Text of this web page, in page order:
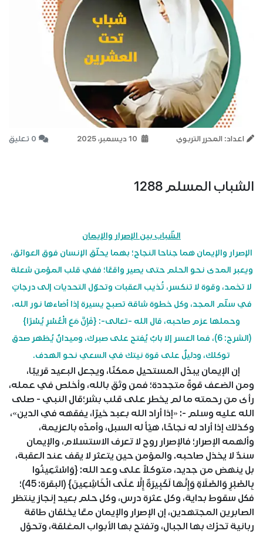
اعداد: المحرر التربوي 0 تعليق
الشباب المسلم 1288
الشّباب بين الإصرار والإيمان
الإصرار والإيمان هما جناحا النجاح؛ بهما يحلّق الإنسان فوق العوائق،
ويعبر المدى نحو الحلم حتى يصير واقعًا؛ ففي قلب المؤمن شعلة
لا تخمد، وقوة لا تنكسر، تُذيب العقبات وتحوّل التحديات إلى درجاتٍ
في سلّم المجد، وكل خطوة شاقة تصبح يسيرة إذا أضاءها نور الله،
وحملها عزم صاحبه، قال الله -تعالى-: {فَإِنَّ مَعَ الْعُسْرِ يُسْرًا}
(الشرح: 6)، فما العسر إلا بابٌ يُفتح على صبرك، وميدانٌ يُظهر صدق
توكلك، ودليلٌ على قوة نيتك في السعي نحو الهدف.
إن الإيمان يبدّل المستحيل ممكنًا، ويجعل البعيد قريبًا،
ومن الضعف قوةً متجددة؛ فمن وثق بالله، وأخلص في عمله،
رأى من رحمته ما لم يخطر على قلب بشر؛قال النبي - صلى
الله عليه وسلم -: «إذا أراد الله بعبد خيرًا، يفقهه في الدين»،
وكذلك إذا أراد له نجاحًا، هيّأ له السبل، وأمدّه بالعزيمة،
وألهمه الإصرار؛ فالإصرار روح لا تعرف الاستسلام، والإيمان
سندٌ لا يخذل صاحبه. والمؤمن حين يتعثر لا يقف عند العقبة،
بل ينهض من جديد، متوكلاً على وعد الله: {وَاسْتَعِينُوا
بِالصَّبْرِ وَالصَّلَاةِ وَإِنَّهَا لَكَبِيرَةٌ إِلَّا عَلَى الْخَاشِعِينَ} (البقرة: 45)؛
فكل سقوط بداية، وكل عثرة درس، وكل حلم بعيد إنجاز ينتظر
الصابرين المجتهدين، إن الإصرار والإيمان معًا يخلقان طاقة
ربانية تحرّك بها الجبال، وتفتح بها الأبواب المغلقة، وتحوّل